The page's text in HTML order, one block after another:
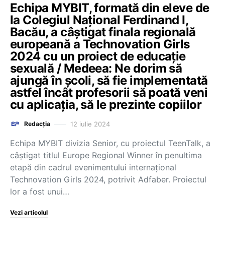
Echipa MYBIT, formată din eleve de
la Colegiul Național Ferdinand I,
Bacău, a câștigat finala regională
europeană a Technovation Girls
2024 cu un proiect de educație
sexuală / Medeea: Ne dorim să
ajungă în școli, să fie implementată
astfel încât profesorii să poată veni
cu aplicația, să le prezinte copiilor
Redacția 12 iulie 2024
Echipa MYBIT divizia Senior, cu proiectul TeenTalk, a
câștigat titlul Europe Regional Winner în penultima
etapă din cadrul evenimentului internațional
Technovation Girls 2024, potrivit Adfaber. Proiectul
lor a fost unui…
Vezi articolul